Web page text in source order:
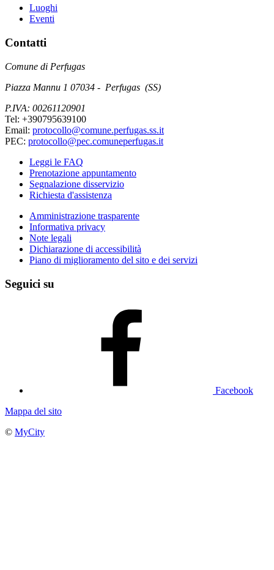
Luoghi
Eventi
Contatti
Comune di Perfugas
Piazza Mannu 1 07034 - Perfugas (SS)
P.IVA: 00261120901
Tel: +390795639100
Email: protocollo@comune.perfugas.ss.it
PEC: protocollo@pec.comuneperfugas.it
Leggi le FAQ
Prenotazione appuntamento
Segnalazione disservizio
Richiesta d'assistenza
Amministrazione trasparente
Informativa privacy
Note legali
Dichiarazione di accessibilità
Piano di miglioramento del sito e dei servizi
Seguici su
Facebook
Mappa del sito
© MyCity